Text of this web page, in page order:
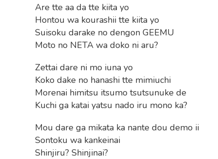
Are tte aa da tte kiita yo
Hontou wa kourashii tte kiita yo
Suisoku darake no dengon GEEMU
Moto no NETA wa doko ni aru?
Zettai dare ni mo iuna yo
Koko dake no hanashi tte mimiuchi
Morenai himitsu itsumo tsutsunuke de
Kuchi ga katai yatsu nado iru mono ka?
Mou dare ga mikata ka nante dou demo ii
Sontoku wa kankeinai
Shinjiru? Shinjinai?